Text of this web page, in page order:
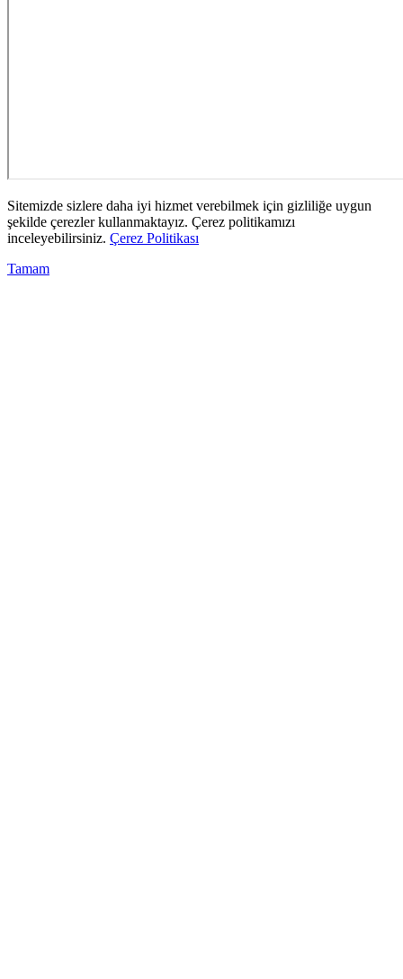
Sitemizde sizlere daha iyi hizmet verebilmek için gizliliğe uygun
şekilde çerezler kullanmaktayız. Çerez politikamızı
inceleyebilirsiniz. Çerez Politikası
Tamam